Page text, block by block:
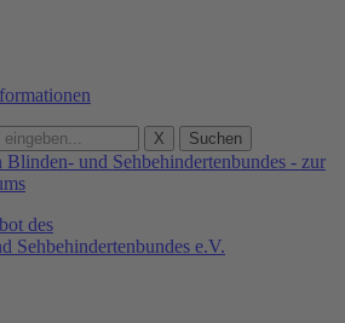
X Suchen
des
Sehbehindertenbundes e.V.